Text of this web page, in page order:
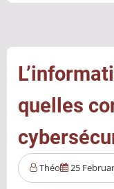
à
celui
2038
une
nouvelle
bombe
quelles
Théo 25